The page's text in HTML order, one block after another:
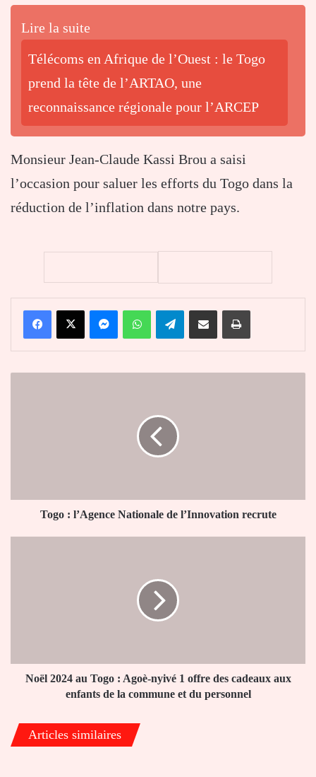
Lire la suite
Télécoms en Afrique de l’Ouest : le Togo
prend la tête de l’ARTAO, une
reconnaissance régionale pour l’ARCEP
Monsieur Jean-Claude Kassi Brou a saisi
l’occasion pour saluer les efforts du Togo dans la
réduction de l’inflation dans notre pays.
FacebookX MessengerWhatsAppTelegramPartager par email Imprimer
Togo : l’Agence Nationale de l’Innovation recrute
offre
enfants
de
Noël 2024 au Togo : Agoè-nyivé 1 offre des cadeaux aux
enfants de la commune et du personnel
Articles similaires